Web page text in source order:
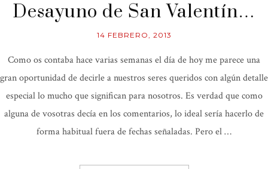
Desayuno de San Valentín…
14 FEBRERO, 2013
Como os contaba hace varias semanas el día de hoy me parece una
gran oportunidad de decirle a nuestros seres queridos con algún detalle
especial lo mucho que significan para nosotros. Es verdad que como
alguna de vosotras decía en los comentarios, lo ideal sería hacerlo de
forma habitual fuera de fechas señaladas. Pero el …